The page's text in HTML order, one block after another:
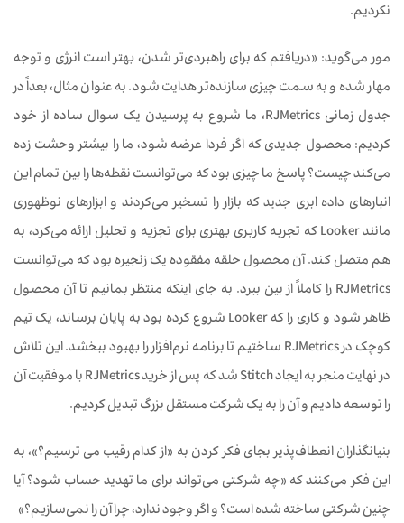
نکردیم.
مور می‌گوید: «دریافتم که برای راهبردی‌تر شدن، بهتر است انرژی و توجه
مهار شده و به سمت چیزی سازنده‌تر هدایت شود. به عنوان مثال، بعداً در
جدول زمانی RJMetrics، ما شروع به پرسیدن یک سوال ساده از خود
کردیم: محصول جدیدی که اگر فردا عرضه شود، ما را بیشتر وحشت زده
می‌کند چیست؟ پاسخ ما چیزی بود که می‌توانست نقطه‌ها را بین تمام این
انبارهای داده ابری جدید که بازار را تسخیر می‌کردند و ابزارهای نوظهوری
مانند Looker که تجربه کاربری بهتری برای تجزیه و تحلیل ارائه می‌کرد، به
هم متصل کند. آن محصول حلقه مفقوده یک زنجیره بود که می‌توانست
RJMetrics را کاملاً از بین ببرد. به جای اینکه منتظر بمانیم تا آن محصول
ظاهر شود و کاری را که Looker شروع کرده بود به پایان برساند، یک تیم
کوچک در RJMetrics ساختیم تا برنامه نرم‌افزار را بهبود ببخشد. این تلاش
در نهایت منجر به ایجاد Stitch شد که پس از خرید RJMetrics با موفقیت آن
را توسعه دادیم و آن را به یک شرکت مستقل بزرگ تبدیل کردیم.
بنیانگذاران انعطاف‌پذیر بجای فکر کردن به «از کدام رقیب می ترسیم؟»، به
این فکر می‌کنند که «چه شرکتی می‌تواند برای ما تهدید حساب شود؟ آیا
چنین شرکتی ساخته شده است؟ و اگر وجود ندارد، چرا آن را نمی‌سازیم؟»